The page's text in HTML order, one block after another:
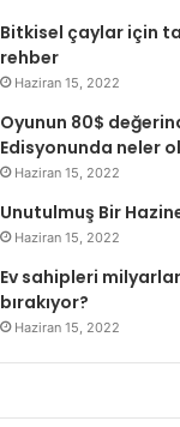
Bitkisel çaylar için
rehber
Haziran 15, 2022
Oyunun 80$
Edisyonunda neler
Haziran 15, 2022
Unutulmuş Bir
Haziran 15, 2022
Ev sahipleri
bırakıyor?
Haziran 15, 2022